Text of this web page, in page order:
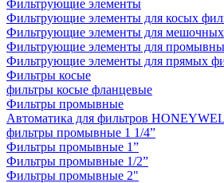
Фильтрующие элементы
Фильтрующие элементы для косых
Фильтрующие элементы для мешочных
Фильтрующие элементы для
Фильтрующие элементы для прямых
Фильтры косые
фильтры косые фланцевые
Фильтры промывные
Автоматика для фильтров
фильтры промывные 1 1/4”
Фильтры промывные 1”
Фильтры промывные 1/2”
Фильтры промывные 2"